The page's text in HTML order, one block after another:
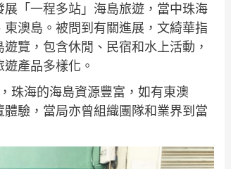
「一程多站」海島旅遊，當中珠海
澳島。被問到有關進展，文綺華指
覽，包含休閒、民宿和水上活動，
產品多樣化。
珠海的海島資源豐富，如有東澳
驗，當局亦曾組織團隊和業界到當